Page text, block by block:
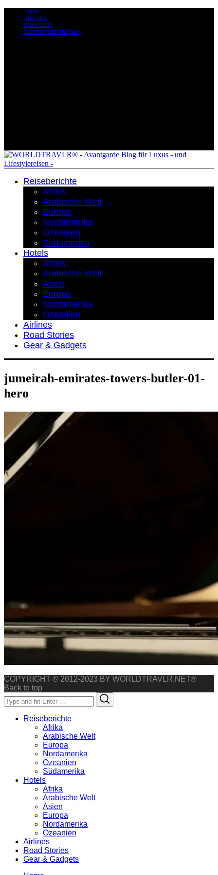
Home
Über uns
Impressum
Datenschutzerklärung
Reiseberichte
Afrika
Arabische Welt
Europa
Nordamerika
Ozeanien
Südamerika
Hotels
Afrika
Arabische Welt
Asien
Europa
Nordamerika
Ozeanien
Airlines
Road Stories
Gear & Gadgets
jumeirah-emirates-towers-butler-01-
hero
COPYRIGHT © 2012-2023 BY WORLDTRAVLR.NET®
Back to top
Search
for:
Reiseberichte
Afrika
Arabische Welt
Europa
Nordamerika
Ozeanien
Südamerika
Hotels
Afrika
Arabische Welt
Asien
Europa
Nordamerika
Ozeanien
Airlines
Road Stories
Gear & Gadgets